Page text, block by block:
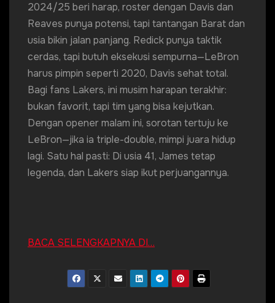
2024/25 beri harap, roster dengan Davis dan
Reaves punya potensi, tapi tantangan Barat dan
usia bikin jalan panjang. Redick punya taktik
cerdas, tapi butuh eksekusi sempurna—LeBron
harus pimpin seperti 2020, Davis sehat total.
Bagi fans Lakers, ini musim harapan terakhir:
bukan favorit, tapi tim yang bisa kejutkan.
Dengan opener malam ini, sorotan tertuju ke
LeBron—jika ia triple-double, mimpi juara hidup
lagi. Satu hal pasti: Di usia 41, James tetap
legenda, dan Lakers siap ikut perjuangannya.
BACA SELENGKAPNYA DI…